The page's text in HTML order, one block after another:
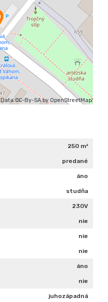
Data CC-By-SA by OpenStreetMap
250 m²
predané
áno
studňa
230V
nie
nie
nie
áno
nie
juhozápadná